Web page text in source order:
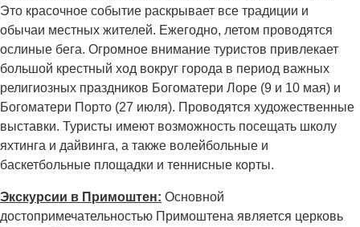
Это красочное событие раскрывает все традиции и
обычаи местных жителей. Ежегодно, летом проводятся
ослиные бега. Огромное внимание туристов привлекает
большой крестный ход вокруг города в период важных
религиозных праздников Богоматери Лоре (9 и 10 мая) и
Богоматери Порто (27 июля). Проводятся художественные
выставки. Туристы имеют возможность посещать школу
яхтинга и дайвинга, а также волейбольные и
баскетбольные площадки и теннисные корты.
Экскурсии в Примоштен: Основной
достопримечательностью Примоштена является церковь